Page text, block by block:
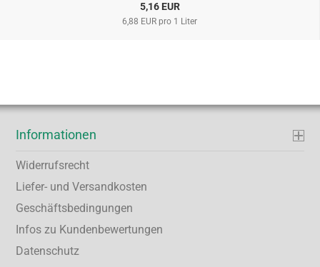
5,16 EUR
6,88 EUR pro 1 Liter
Informationen
Widerrufsrecht
Liefer- und Versandkosten
Geschäftsbedingungen
Infos zu Kundenbewertungen
Datenschutz